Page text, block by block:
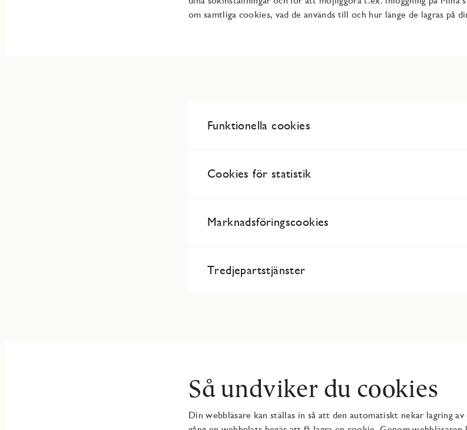
om samtliga cookies, vad de används till och hur länge de lagras på
Funktionella cookies
Cookies för statistik
Marknadsföringscookies
Tredjepartstjänster
Så undviker du cookies
Din webbläsare kan ställas in så att den automatiskt nekar lagring